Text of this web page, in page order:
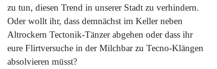
zu tun, diesen Trend in unserer Stadt zu verhindern.
Oder wollt ihr, dass demnächst im Keller neben
Altrockern Tectonik-Tänzer abgehen oder dass ihr
eure Flirtversuche in der Milchbar zu Tecno-Klängen
absolvieren müsst?